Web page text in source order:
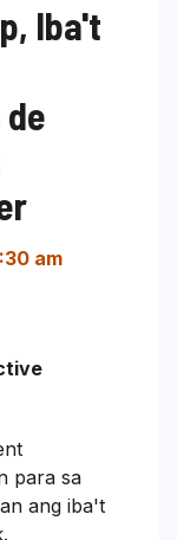
Iba't
am
para sa
ang iba't